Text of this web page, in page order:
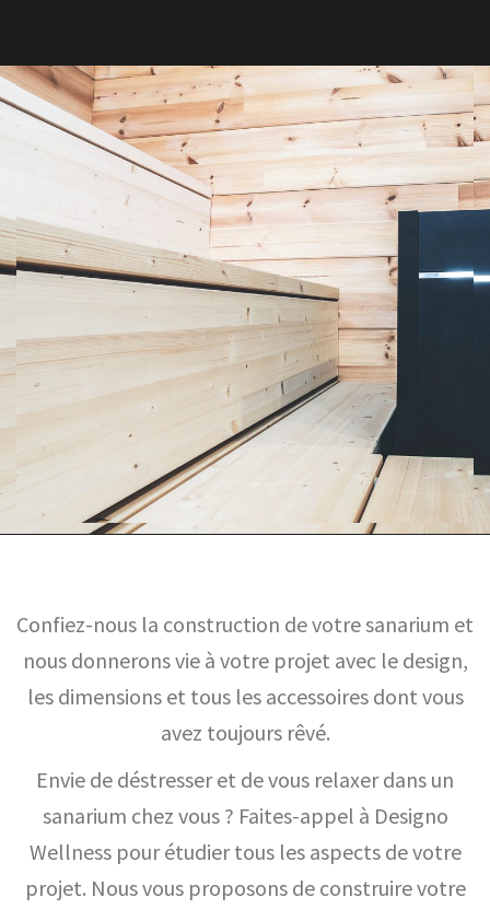
Confiez-nous la construction de votre sanarium et
nous donnerons vie à votre projet avec le design,
les dimensions et tous les accessoires dont vous
avez toujours rêvé.
Envie de déstresser et de vous relaxer dans un
sanarium chez vous ? Faites-appel à Designo
Wellness pour étudier tous les aspects de votre
projet. Nous vous proposons de construire votre